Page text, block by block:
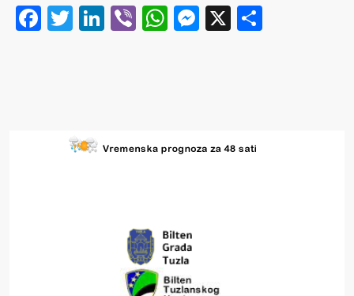
Facebook
Twitter
LinkedIn
ViberWhatsApp
Messenger
X